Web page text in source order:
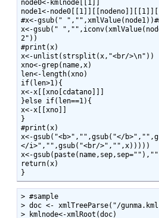
node0<-kmlnode[[1]]
node1<-
#x<-gsub("
x<-gsub("
2"))
#print(x)
x<-unlist(strsplit(x,"<br/>\n"))
xno<-grep(name,x)
len<-length(xno)
if(len>1){
x<-x[[xno[cdatano]]]
}else if(len==1){
x<-x[[xno]]
}
#print(x)
x<-gsub("<b>","",gsub("</
</i>","",gsub("<br/>","",x)))))
x<-
return(x)
}
> #sample
> doc <- xmlTreeParse("/
> kmlnode<-xmlRoot(doc)